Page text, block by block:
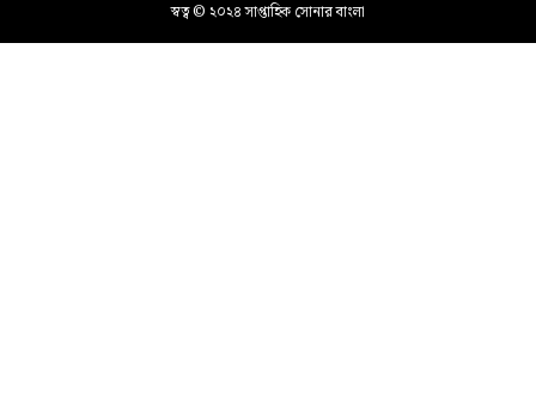
স্বত্ব © ২০২৪ সাপ্তাহিক সোনার বাংলা